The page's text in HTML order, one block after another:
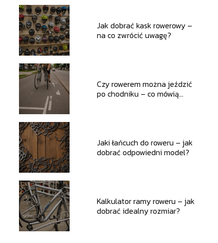
Jak dobrać kask rowerowy –
na co zwrócić uwagę?
Czy rowerem można jeździć
po chodniku – co mówią
Jaki łańcuch do roweru – jak
dobrać odpowiedni model?
Kalkulator ramy roweru – jak
dobrać idealny rozmiar?